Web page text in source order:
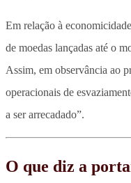
Em relação à
de moedas lançadas até o
Assim, em observância ao
operacionais de
a ser arrecadado”.
O que diz a